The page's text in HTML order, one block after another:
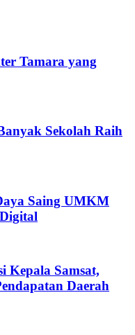
Tamara yang
Sekolah Raih
Saing UMKM
Kepala Samsat,
Daerah